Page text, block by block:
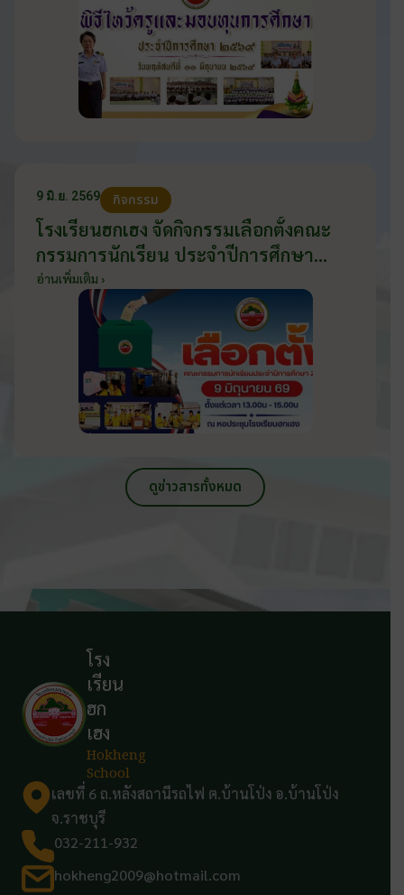
9 มิ.ย. 2569 กิจกรรม
โรงเรียนฮกเฮง จัดกิจกรรมเลือกตั้งคณะ
กรรมการนักเรียน ประจำปีการศึกษา
2569 ส่งเสริมประชาธิปไตยในโรงเรียน
วันที่ 9 มิถุนายน 2569
อ่านเพิ่มเติม ›
ดูข่าวสารทั้งหมด
โรง
เรียน
ฮก
เฮง
Hokheng
School
เลขที่ 6 ถ.หลังสถานีรถไฟ ต.บ้านโป่ง อ.บ้านโป่ง
จ.ราชบุรี
032-211-932
hokheng2009@hotmail.com